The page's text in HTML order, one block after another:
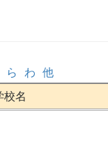
ら わ
他
校名